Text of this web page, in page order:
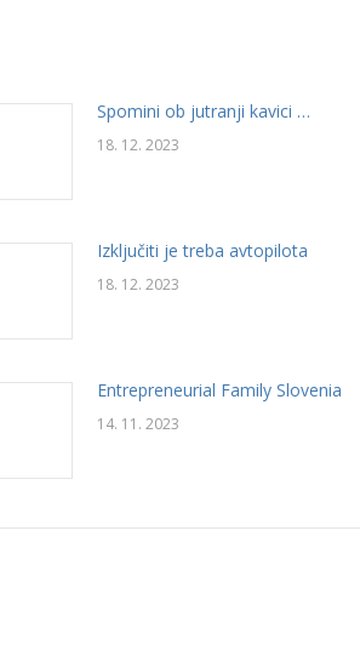
Spomini ob jutranji kavici …
18. 12. 2023
Izključiti je treba avtopilota
18. 12. 2023
Entrepreneurial Family Slovenia
14. 11. 2023